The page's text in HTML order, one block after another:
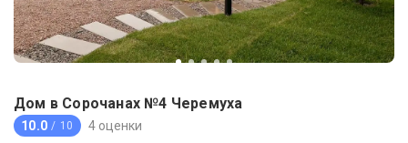
Дом в Сорочанах №4 Черемуха
10.0 / 10 4 оценки